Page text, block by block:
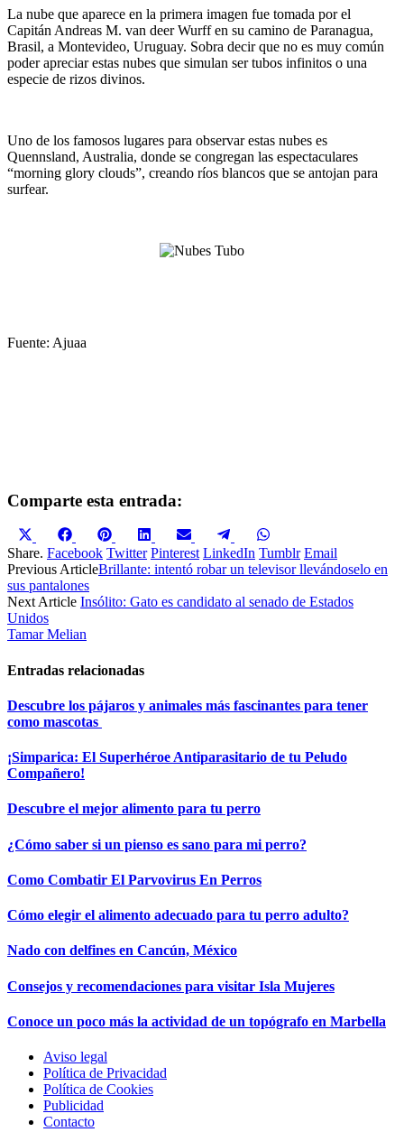
La nube que aparece en la primera imagen fue tomada por el
Capitán Andreas M. van deer Wurff en su camino de Paranagua,
Brasil, a Montevideo, Uruguay. Sobra decir que no es muy común
poder apreciar estas nubes que simulan ser tubos infinitos o una
especie de rizos divinos.
Uno de los famosos lugares para observar estas nubes es
Quennsland, Australia, donde se congregan las espectaculares
“morning glory clouds”, creando ríos blancos que se antojan para
surfear.
Fuente: Ajuaa
Comparte esta entrada:
Compartir
en
X
(Twitter)
Compartir
en
Facebook
Compartir
en
Pinterest
Compartir
en
LinkedIn
Compartir
en
Email
Compartir
en
Telegram
en
WhatsApp
Share. Facebook Twitter Pinterest LinkedIn Tumblr Email
Previous ArticleBrillante: intentó robar un televisor llevándoselo en
sus pantalones
Next Article Insólito: Gato es candidato al senado de Estados
Unidos
Tamar Melian
Entradas relacionadas
Descubre los pájaros y animales más fascinantes para tener
como mascotas
¡Simparica: El Superhéroe Antiparasitario de tu Peludo
Compañero!
Descubre el mejor alimento para tu perro
¿Cómo saber si un pienso es sano para mi perro?
Como Combatir El Parvovirus En Perros
Cómo elegir el alimento adecuado para tu perro adulto?
Nado con delfines en Cancún, México
Consejos y recomendaciones para visitar Isla Mujeres
Conoce un poco más la actividad de un topógrafo en Marbella
Aviso legal
Política de Privacidad
Política de Cookies
Publicidad
Contacto